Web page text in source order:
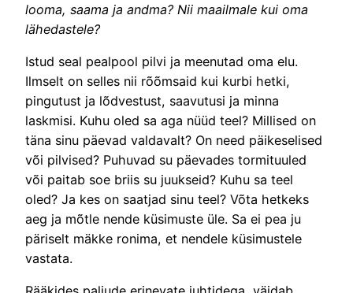
looma, saama ja andma? Nii maailmale kui oma
lähedastele?
Istud seal pealpool pilvi ja meenutad oma elu.
Ilmselt on selles nii rõõmsaid kui kurbi hetki,
pingutust ja lõdvestust, saavutusi ja minna
laskmisi. Kuhu oled sa aga nüüd teel? Millised on
täna sinu päevad valdavalt? On need päikeselised
või pilvised? Puhuvad su päevades tormituuled
või paitab soe briis su juukseid? Kuhu sa teel
oled? Ja kes on saatjad sinu teel? Võta hetkeks
aeg ja mõtle nende küsimuste üle. Sa ei pea ju
päriselt mäkke ronima, et nendele küsimustele
vastata.